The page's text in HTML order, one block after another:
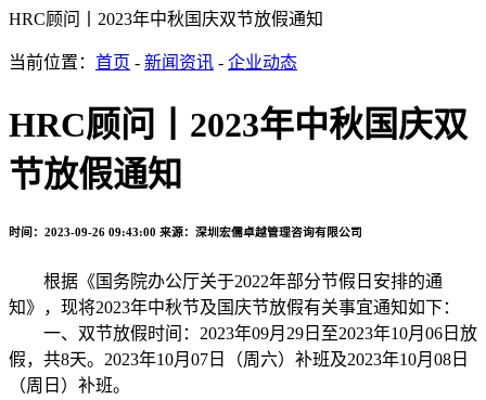
HRC顾问丨2023年中秋国庆双节放假通知
当前位置： 首页 - 新闻资讯 - 企业动态
HRC顾问丨2023年中秋国庆双
节放假通知
时间：2023-09-26 09:43:00 来源：深圳宏儒卓越管理咨询有限公司
根据《国务院办公厅关于2022年部分节假日安排的通
知》，现将2023年中秋节及国庆节放假有关事宜通知如下：
一、双节放假时间：2023年09月29日至2023年10月06日放
假，共8天。2023年10月07日（周六）补班及2023年10月08日
（周日）补班。